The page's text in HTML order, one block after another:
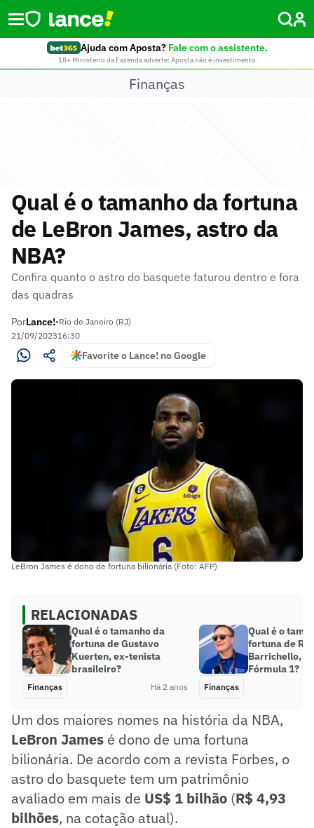
Ajuda com Aposta? Fale com o assistente.
18+ Ministério da Fazenda adverte: Aposta não é investimento
Finanças
Qual é o tamanho da fortuna
de LeBron James, astro da
NBA?
Confira quanto o astro do basquete faturou dentro e fora
das quadras
PorLance!•Rio de Janeiro (RJ)
21/09/202316:30
Favorite o Lance! no Google
LeBron James é dono de fortuna bilionária (Foto: AFP)
RELACIONADAS
Qual é o tamanho da
fortuna de Gustavo
Kuerten, ex-tenista
brasileiro?
Finanças Há 2 anos
Qual é o
fortuna de
Barrichello,
Fórmula 1?
Finanças
Um dos maiores nomes na história da NBA,
LeBron James é dono de uma fortuna
bilionária. De acordo com a revista Forbes, o
astro do basquete tem um patrimônio
avaliado em mais de US$ 1 bilhão (R$ 4,93
bilhões, na cotação atual).